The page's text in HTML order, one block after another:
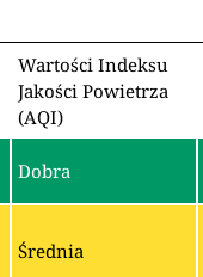
Wartości Indeksu
Jakości Powietrza
(AQI)
Dobra
Średnia